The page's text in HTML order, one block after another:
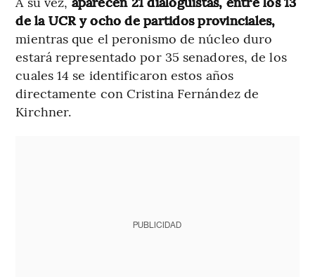
de la UCR y ocho de partidos provinciales,
mientras que el peronismo de núcleo duro
estará representado por 35 senadores, de los
cuales 14 se identificaron estos años
directamente con Cristina Fernández de
Kirchner.
PUBLICIDAD